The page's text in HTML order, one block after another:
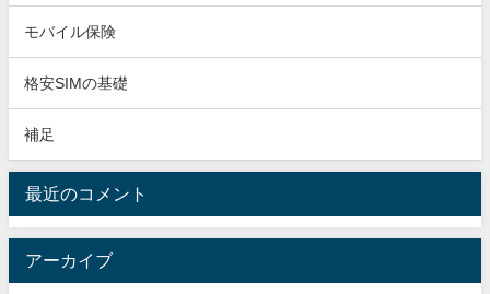
モバイル保険
格安SIMの基礎
補足
最近のコメント
アーカイブ